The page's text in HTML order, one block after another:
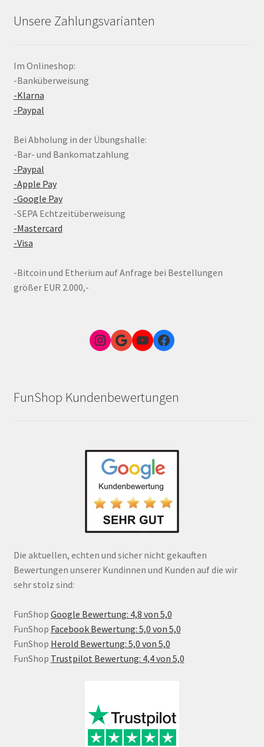
Unsere Zahlungsvarianten
Im Onlineshop:
-Banküberweisung
-Klarna
-Paypal
Bei Abholung in der Übungshalle:
-Bar- und Bankomatzahlung
-Paypal
-Apple Pay
-Google Pay
-SEPA Echtzeitüberweisung
-Mastercard
-Visa
-Bitcoin und Etherium auf Anfrage bei Bestellungen
größer EUR 2.000,-
Instagram
Google Link zum FunShop WienYouTubeFacebook
FunShop Kundenbewertungen
Die aktuellen, echten und sicher nicht gekauften
Bewertungen unserer Kundinnen und Kunden auf die wir
sehr stolz sind:
FunShop Google Bewertung: 4,8 von 5,0
FunShop Facebook Bewertung: 5,0 von 5,0
FunShop Herold Bewertung: 5,0 von 5,0
FunShop Trustpilot Bewertung: 4,4 von 5,0